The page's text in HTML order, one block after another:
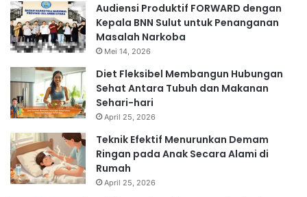
Audiensi Produktif FORWARD dengan
Kepala BNN Sulut untuk Penanganan
Masalah Narkoba
Mei 14, 2026
Diet Fleksibel Membangun Hubungan
Sehat Antara Tubuh dan Makanan
Sehari-hari
April 25, 2026
Teknik Efektif Menurunkan Demam
Ringan pada Anak Secara Alami di
Rumah
April 25, 2026